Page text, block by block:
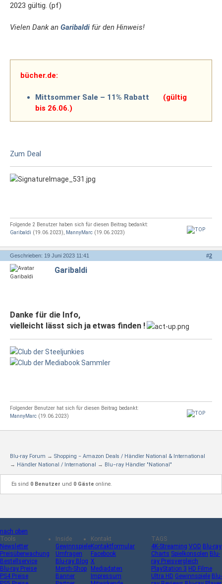
2023 gültig. (pf)
Vielen Dank an Garibaldi für den Hinweis!
bücher.de:
Mittsommer Sale – 11% Rabatt
(gültig
bis 26.06.)
Zum Deal
Folgende 2 Benutzer haben sich für diesen Beitrag bedankt:
Garibaldi (19.06.2023), MannyMarc (19.06.2023)
#2
Geschrieben: 19 Juni 2023 11:41
Garibaldi
Danke für die Info,
vielleicht lässt sich ja etwas finden !
Folgender Benutzer hat sich für diesen Beitrag bedankt:
MannyMarc (19.06.2023)
Blu-ray Forum → Shopping − Amazon Deals / Händler National & International
→ Händler National / International → Blu−ray Händler "National"
Es sind 0 Benutzer und 0 Gäste online.
nach oben
Tools
Newsletter
Preisüberwachung
Bestellservice
Blu-ray Preise
PS4 Preise
Inside
Gewinnspiele
Umfragen
Blu-ray Blog
Merch-Shop
Banner
Kontakt
Kontaktformular
Facebook
X
Mediadaten
Impressum
TAGS
4K-Streaming VOD Blu-ray
Charts Spielkonsolen Blu-
ray Preisvergleich
PlayStation 3 HD Filme
Ultra HD Gewinnspiele Blu-